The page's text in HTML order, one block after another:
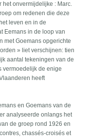
het onvermijdelijke : Marc.
om redenen die deze
leven en in de
Eemans in de loop van
met Goemans opgerichte
» liet verschijnen: tien
aantal tekeningen van de
vermoedelijk de enige
heeft
en Goemans van de
analyseerde onlangs het
de groep rond 1926 en
chassés-croisés et